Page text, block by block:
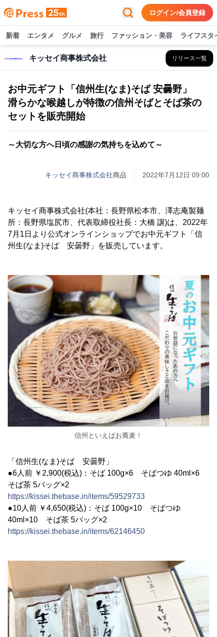
ログイン/会員登録
新着 エンタメ グルメ 旅行 ファッション・美容 ライフスタ
キッセイ商事株式会社 リリース一覧
お中元ギフト「信州生(なま)そば 安曇野」
滑らかな喉越しが特徴の信州そばとそば茶の
セットを販売開始
～大切な方へ日頃の感謝の気持ちを込めて～
キッセイ商事株式会社商品 2022年7月12日 09:00
キッセイ商事株式会社(本社：長野県松本市、澤志庵製麺
所：長野県塩尻市、代表取締役社長：大橋 譲)は、2022年
7月1日より公式オンラインショップでお中元ギフト「信
州生(なま)そば 安曇野」を販売しています。
信州といえばお蕎麦！
「信州生(なま)そば 安曇野」
●6人前 ￥2,900(税込)：そば 100g×6 そばつゆ 40ml×6
そば茶 5バッグ×2
https://kissei.thebase.in/items/59529733
●10人前 ￥4,650(税込)：そば 100g×10 そばつゆ
40ml×10 そば茶 5バッグ×2
https://kissei.thebase.in/items/62146450